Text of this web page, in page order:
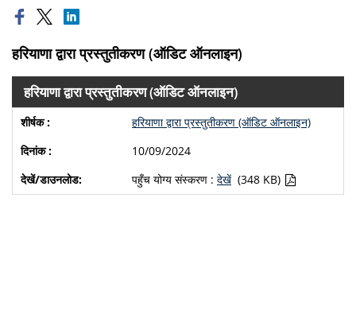
हरियाणा द्वारा प्रस्‍तुतीकरण (ऑडिट ऑनलाइन)
हरियाणा द्वारा प्रस्‍तुतीकरण (ऑडिट ऑनलाइन)
हरियाणा द्वारा प्रस्‍तुतीकरण (ऑडिट ऑनलाइन)
10/09/2024
पहुँच योग्य संस्करण : देखें (348 KB)